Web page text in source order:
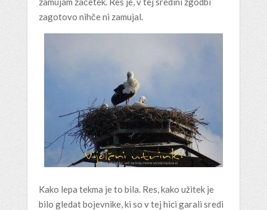
zagotovo nihče ni zamujal.
Kako lepa tekma je to bila. Res, kako užitek je
bilo gledat bojevnike, ki so v tej hici garali sredi